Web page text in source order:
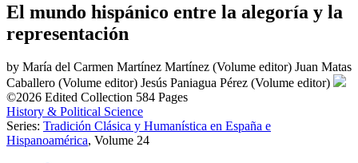
El mundo hispánico entre la alegoría y la
representación
by María del Carmen Martínez Martínez (Volume editor) Juan Matas
Caballero (Volume editor) Jesús Paniagua Pérez (Volume editor)
©2026 Edited Collection 584 Pages
History & Political Science
Series: Tradición Clásica y Humanística en España e
Hispanoamérica, Volume 24